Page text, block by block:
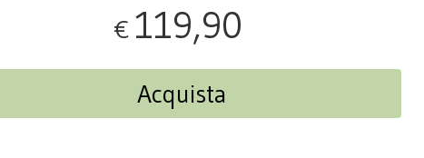
€ 119,90
Acquista